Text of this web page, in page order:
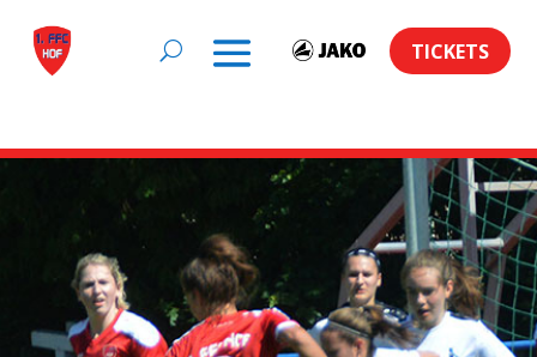
TICKETS